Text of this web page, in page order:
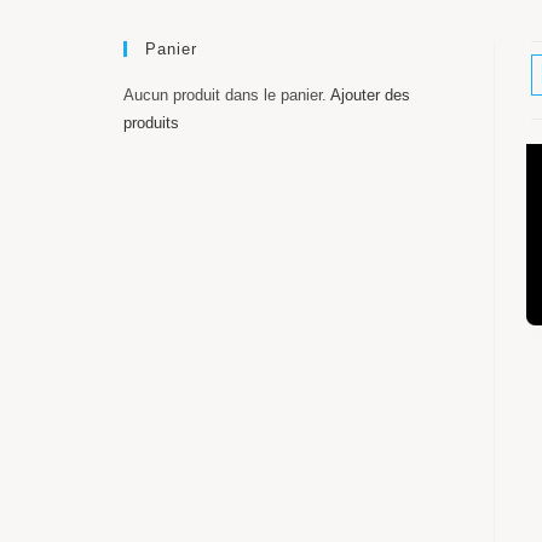
Panier
Aucun produit dans le panier. Ajouter des
produits